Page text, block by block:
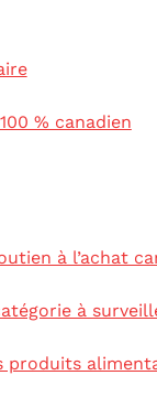
% canadien
à l’achat
à
produits